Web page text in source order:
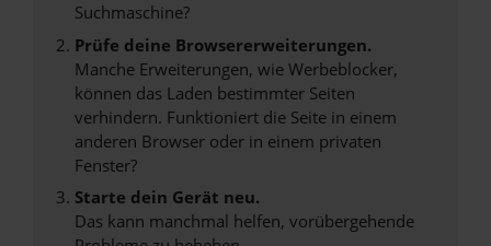
Suchmaschine?
Prüfe deine Browsererweiterungen.
Manche Erweiterungen, wie Werbeblocker,
können das Laden bestimmter Seiten
verhindern. Funktioniert die Seite in einem
anderen Browser oder in einem privaten
Fenster?
Starte dein Gerät neu.
Das kann manchmal helfen, vorübergehende